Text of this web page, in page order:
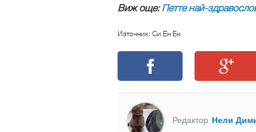
Виж още:Петте най-
Източник: Си Ен Ен
Редактор Нели